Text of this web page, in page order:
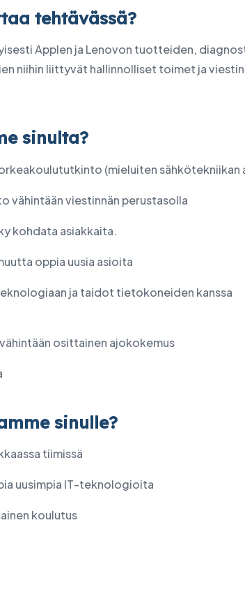
tehtävässä?
Applen ja Lenovon tuotteiden,
niihin liittyvät hallinnolliset toimet ja
sinulta?
(mieluiten sähkötekniikan
vähintään viestinnän perustasolla
kohdata asiakkaita.
oppia uusia asioita
ja taidot tietokoneiden kanssa
osittainen ajokokemus
sinulle?
tiimissä
uusimpia IT-teknologioita
koulutus